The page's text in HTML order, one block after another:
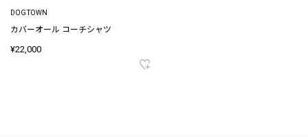
DOGTOWN
カバーオール コーチシャツ
¥22,000